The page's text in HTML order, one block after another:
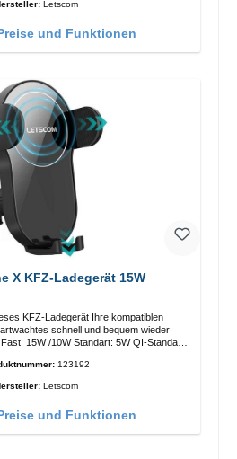
Letscom
und Funktionen
Letscom One X KFZ-Ladegerät 15W
KFZ-Ladegerät Ihre kompatiblen
schnell und bequem wieder
123192
Letscom
und Funktionen